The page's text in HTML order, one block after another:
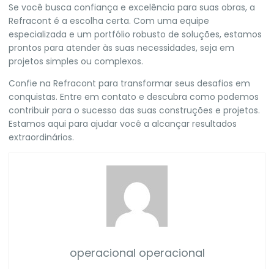
Se você busca confiança e excelência para suas obras, a
Refracont é a escolha certa. Com uma equipe
especializada e um portfólio robusto de soluções, estamos
prontos para atender às suas necessidades, seja em
projetos simples ou complexos.
Confie na Refracont para transformar seus desafios em
conquistas. Entre em contato e descubra como podemos
contribuir para o sucesso das suas construções e projetos.
Estamos aqui para ajudar você a alcançar resultados
extraordinários.
operacional operacional